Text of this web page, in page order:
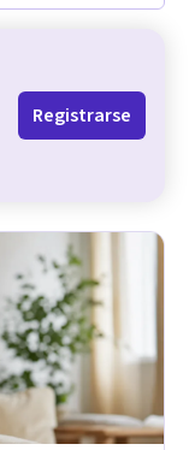
Registrarse